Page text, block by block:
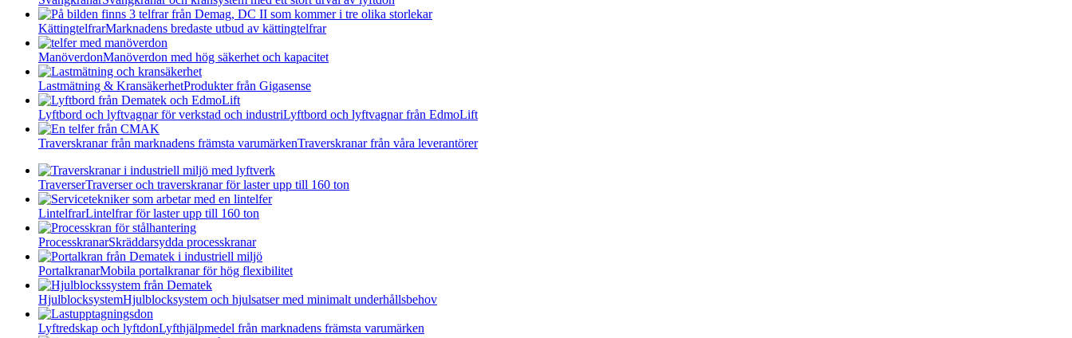
KättingtelfrarMarknadens bredaste utbud av kättingtelfrar
ManöverdonManöverdon med hög säkerhet och kapacitet
Lastmätning & KransäkerhetProdukter från Gigasense
Lyftbord och lyftvagnar för verkstad och industriLyftbord och lyftvagnar från EdmoLift
Traverskranar från marknadens främsta varumärkenTraverskranar från våra leverantörer
TraverserTraverser och traverskranar för laster upp till 160 ton
LintelfrarLintelfrar för laster upp till 160 ton
ProcesskranarSkräddarsydda processkranar
PortalkranarMobila portalkranar för hög flexibilitet
HjulblocksystemHjulblocksystem och hjulsatser med minimalt underhållsbehov
Lyftredskap och lyftdonLyfthjälpmedel från marknadens främsta varumärken